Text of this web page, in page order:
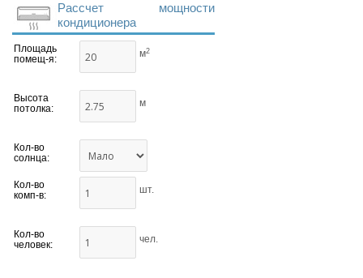
Рассчет мощности
кондиционера
Площадь
помещ-я:
м2
Высота
потолка:
м
Кол-во
солнца:
Кол-во
комп-в:
шт.
Кол-во
человек:
чел.